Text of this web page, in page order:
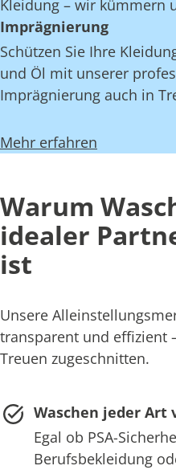
Kleidung – wir kümmern
Imprägnierung
Schützen Sie Ihre
und Öl mit unserer
Imprägnierung auch in
Mehr erfahren
Warum
idealer
ist
Unsere
transparent und effizient
Treuen zugeschnitten.
Waschen jeder Art
Egal ob PSA-
Berufsbekleidung